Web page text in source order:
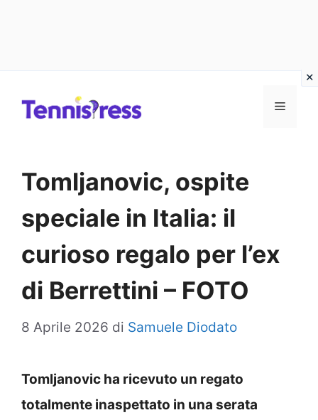
MENU
Tomljanovic, ospite
speciale in Italia: il
curioso regalo per l’ex
di Berrettini – FOTO
8 Aprile 2026 di Samuele Diodato
Tomljanovic ha ricevuto un regato
totalmente inaspettato in una serata